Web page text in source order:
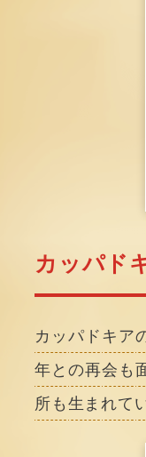
カッパド
カッパドキア
年との再会も
所も生まれて